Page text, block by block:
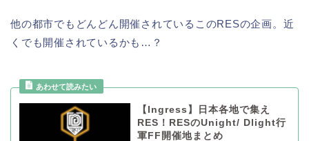
他の都市でもどんどん開催されているこのRESの企画。近
くでも開催されているかも…？
【Ingress】日本各地で集え
RES！RESのUnight/ Dlight行
軍FF開催地まとめ